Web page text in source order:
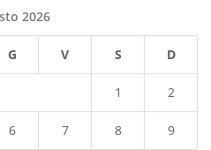
2026
G V S D
1 2
6 7 8 9